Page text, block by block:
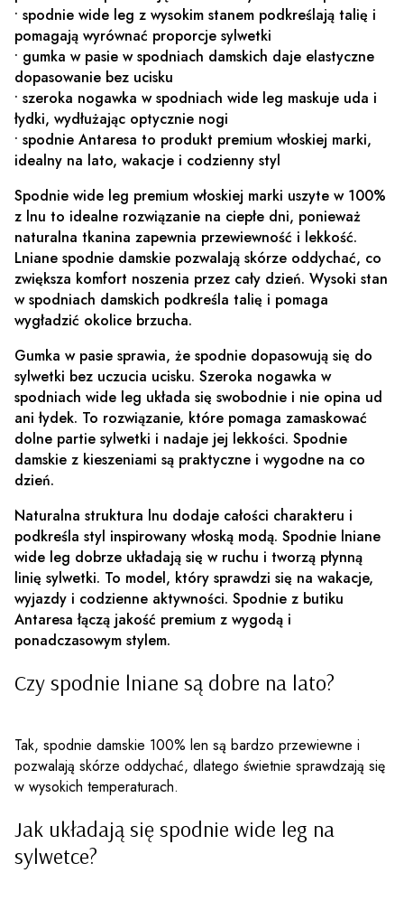
• spodnie wide leg z wysokim stanem podkreślają talię i
pomagają wyrównać proporcje sylwetki
• gumka w pasie w spodniach damskich daje elastyczne
dopasowanie bez ucisku
• szeroka nogawka w spodniach wide leg maskuje uda i
łydki, wydłużając optycznie nogi
• spodnie Antaresa to produkt premium włoskiej marki,
idealny na lato, wakacje i codzienny styl
Spodnie wide leg premium włoskiej marki uszyte w 100%
z lnu to idealne rozwiązanie na ciepłe dni, ponieważ
naturalna tkanina zapewnia przewiewność i lekkość.
Lniane spodnie damskie pozwalają skórze oddychać, co
zwiększa komfort noszenia przez cały dzień. Wysoki stan
w spodniach damskich podkreśla talię i pomaga
wygładzić okolice brzucha.
Gumka w pasie sprawia, że spodnie dopasowują się do
sylwetki bez uczucia ucisku. Szeroka nogawka w
spodniach wide leg układa się swobodnie i nie opina ud
ani łydek. To rozwiązanie, które pomaga zamaskować
dolne partie sylwetki i nadaje jej lekkości. Spodnie
damskie z kieszeniami są praktyczne i wygodne na co
dzień.
Naturalna struktura lnu dodaje całości charakteru i
podkreśla styl inspirowany włoską modą. Spodnie lniane
wide leg dobrze układają się w ruchu i tworzą płynną
linię sylwetki. To model, który sprawdzi się na wakacje,
wyjazdy i codzienne aktywności. Spodnie z butiku
Antaresa łączą jakość premium z wygodą i
ponadczasowym stylem.
Czy spodnie lniane są dobre na lato?
Tak, spodnie damskie 100% len są bardzo przewiewne i
pozwalają skórze oddychać, dlatego świetnie sprawdzają się
w wysokich temperaturach.
Jak układają się spodnie wide leg na
sylwetce?